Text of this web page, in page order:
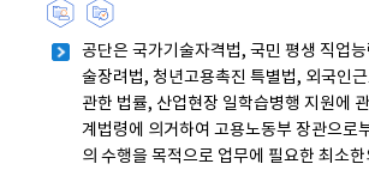
공단은 국가기술자격법, 국민 평생 직업
술장려법, 청년고용촉진 특별법, 외국인
관한 법률, 산업현장 일학습병행 지원에
계법령에 의거하여 고용노동부 장관으로
의 수행을 목적으로 업무에 필요한 최소